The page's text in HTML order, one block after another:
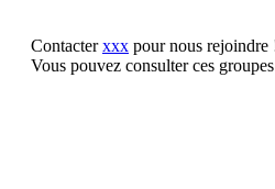
Contacterxxx pour nous rejoindre
Vous pouvez consulter ces